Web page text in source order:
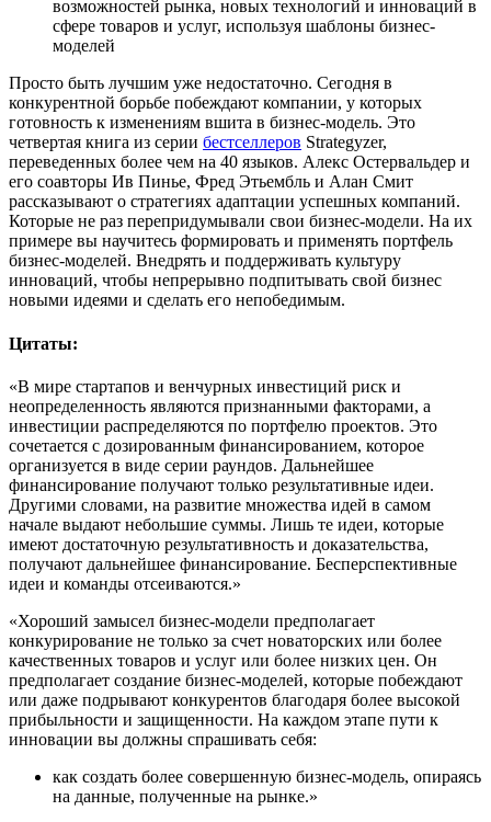
возможностей рынка, новых технологий и инноваций в
сфере товаров и услуг, используя шаблоны бизнес-
моделей
Просто быть лучшим уже недостаточно. Сегодня в
конкурентной борьбе побеждают компании, у которых
готовность к изменениям вшита в бизнес-модель. Это
четвертая книга из серии бестселлеров Strategyzer,
переведенных более чем на 40 языков. Алекс Остервальдер и
его соавторы Ив Пинье, Фред Этьембль и Алан Смит
рассказывают о стратегиях адаптации успешных компаний.
Которые не раз перепридумывали свои бизнес-модели. На их
примере вы научитесь формировать и применять портфель
бизнес-моделей. Внедрять и поддерживать культуру
инноваций, чтобы непрерывно подпитывать свой бизнес
новыми идеями и сделать его непобедимым.
Цитаты:
«В мире стартапов и венчурных инвестиций риск и
неопределенность являются признанными факторами, а
инвестиции распределяются по портфелю проектов. Это
сочетается с дозированным финансированием, которое
организуется в виде серии раундов. Дальнейшее
финансирование получают только результативные идеи.
Другими словами, на развитие множества идей в самом
начале выдают небольшие суммы. Лишь те идеи, которые
имеют достаточную результативность и доказательства,
получают дальнейшее финансирование. Бесперспективные
идеи и команды отсеиваются.»
«Хороший замысел бизнес-модели предполагает
конкурирование не только за счет новаторских или более
качественных товаров и услуг или более низких цен. Он
предполагает создание бизнес-моделей, которые побеждают
или даже подрывают конкурентов благодаря более высокой
прибыльности и защищенности. На каждом этапе пути к
инновации вы должны спрашивать себя:
как создать более совершенную бизнес-модель, опираясь
на данные, полученные на рынке.»